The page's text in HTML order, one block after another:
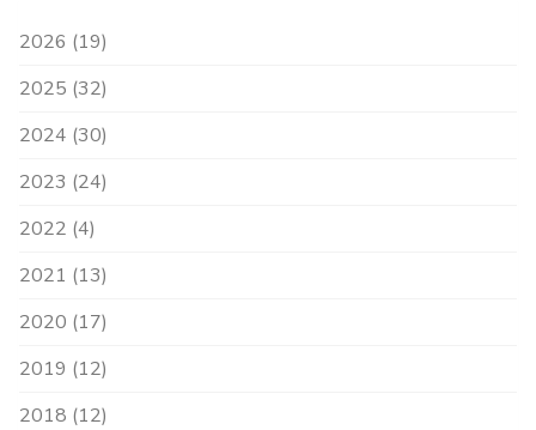
2026 (19)
2025 (32)
2024 (30)
2023 (24)
2022 (4)
2021 (13)
2020 (17)
2019 (12)
2018 (12)